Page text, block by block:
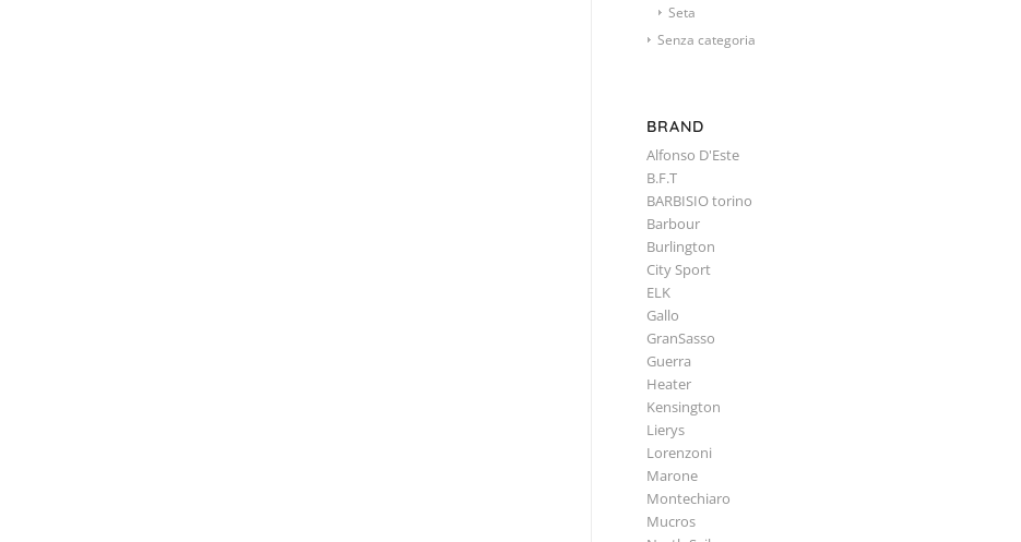
Seta
Senza categoria
BRAND
Alfonso D'Este
B.F.T
BARBISIO torino
Barbour
Burlington
City Sport
ELK
Gallo
GranSasso
Guerra
Heater
Kensington
Lierys
Lorenzoni
Marone
Montechiaro
Mucros